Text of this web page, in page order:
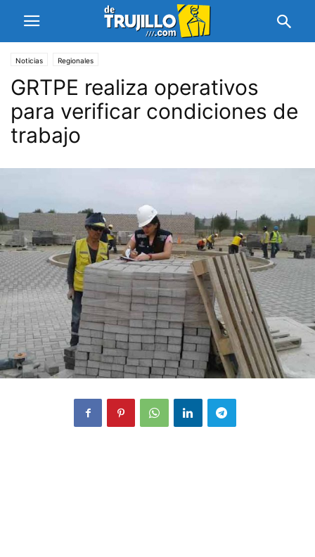
Noticias Regionales
GRTPE realiza operativos
para verificar condiciones de
trabajo